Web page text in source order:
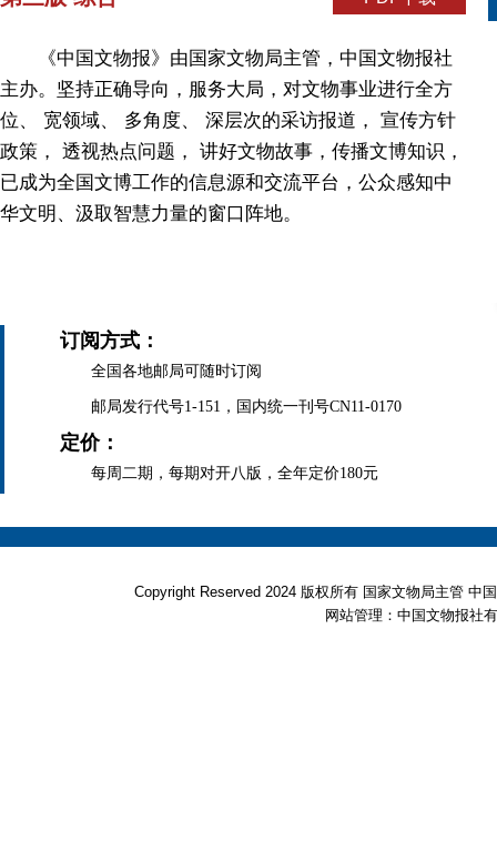
《中国文物报》由国家文物局主管，中国文物报社
主办。坚持正确导向，服务大局，对文物事业进行全方
位、 宽领域、 多角度、 深层次的采访报道， 宣传方针
政策， 透视热点问题， 讲好文物故事，传播文博知识，
已成为全国文博工作的信息源和交流平台，公众感知中
华文明、汲取智慧力量的窗口阵地。
订阅方式：
全国各地邮局可随时订阅
邮局发行代号1-151，国内统一刊号CN11-0170
定价：
每周二期，每期对开八版，全年定价180元
Copyright Reserved 2024 版权所有 国家文物局主管
网站管理：中国文物报社